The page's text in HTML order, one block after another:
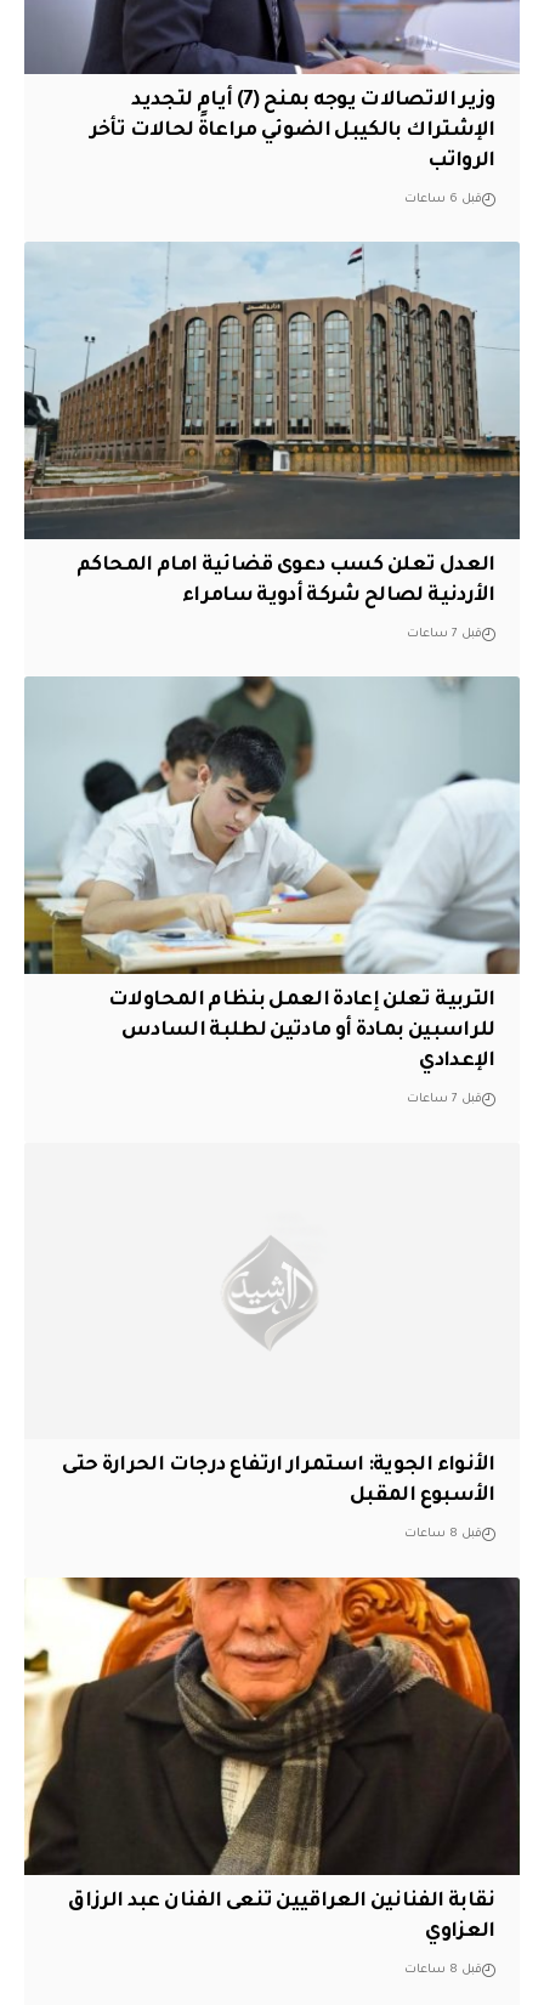
وزير الاتصالات يوجه بمنح (7) أيام لتجديد
الإشتراك بالكيبل الضوئي مراعاةً لحالات تأخر
الرواتب
قبل 6 ساعات
العدل تعلن كسب دعوى قضائية امام المحاكم
الأردنية لصالح شركة أدوية سامراء
قبل 7 ساعات
التربية تعلن إعادة العمل بنظام المحاولات
للراسبين بمادة أو مادتين لطلبة السادس
الإعدادي
قبل 7 ساعات
الأنواء الجوية: استمرار ارتفاع درجات الحرارة حتى
الأسبوع المقبل
قبل 8 ساعات
نقابة الفنانين العراقيين تنعى الفنان عبد الرزاق
العزاوي
قبل 8 ساعات